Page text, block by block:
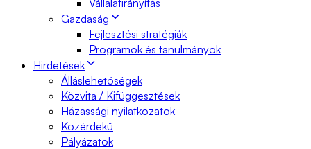
Vállalatirányítás
Gazdaság
Fejlesztési stratégiák
Programok és tanulmányok
Hirdetések
Álláslehetőségek
Közvita / Kifüggesztések
Házassági nyilatkozatok
Közérdekű
Pályázatok